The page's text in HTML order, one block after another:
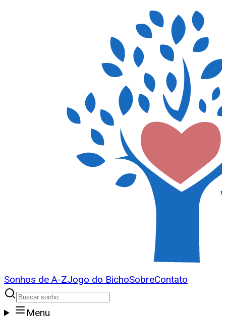
Sonhos de A-ZJogo do BichoSobreContato
Menu